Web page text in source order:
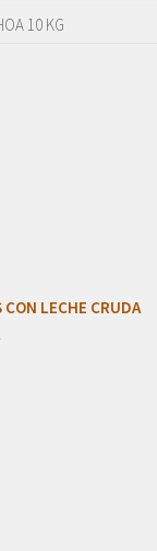
10 KG
CON LECHE CRUDA